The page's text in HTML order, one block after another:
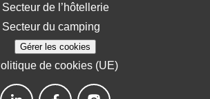
Secteur de l’hôtellerie
Secteur du camping
Gérer les cookies
de cookies (UE)